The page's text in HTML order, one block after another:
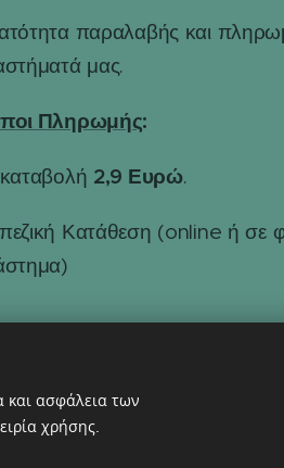
παραλαβής και
μας.
Πληρωμής:
2,9 Ευρώ.
Κατάθεση (online ή σε
και ασφάλεια των
χρήσης.